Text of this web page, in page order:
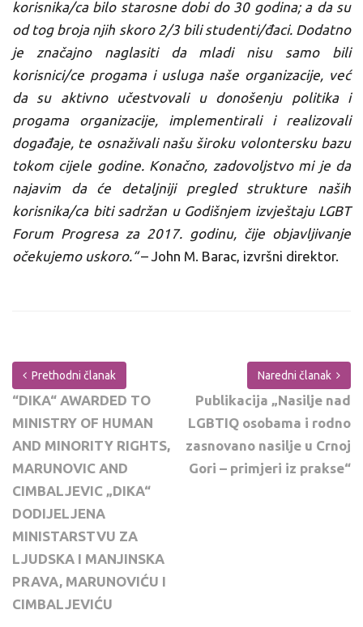
korisnika/ca bilo starosne dobi do 30 godina; a da su
od tog broja njih skoro 2/3 bili studenti/đaci. Dodatno
je značajno naglasiti da mladi nisu samo bili
korisnici/ce progama i usluga naše organizacije, već
da su aktivno učestvovali u donošenju politika i
progama organizacije, implementirali i realizovali
događaje, te osnaživali našu široku volontersku bazu
tokom cijele godine. Konačno, zadovoljstvo mi je da
najavim da će detaljniji pregled strukture naših
korisnika/ca biti sadržan u Godišnjem izvještaju LGBT
Forum Progresa za 2017. godinu, čije objavljivanje
očekujemo uskoro.“– John M. Barac, izvršni direktor.
Prethodni članak
“DIKA“ AWARDED TO
MINISTRY OF HUMAN
AND MINORITY RIGHTS,
MARUNOVIC AND
CIMBALJEVIC „DIKA“
DODIJELJENA
MINISTARSTVU ZA
LJUDSKA I MANJINSKA
PRAVA, MARUNOVIĆU I
CIMBALJEVIĆU
Naredni članak
Publikacija „Nasilje nad
LGBTIQ osobama i rodno
zasnovano nasilje u Crnoj
Gori – primjeri iz prakse“